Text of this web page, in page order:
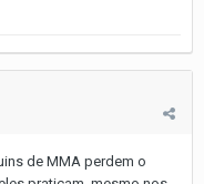
de MMA perdem o